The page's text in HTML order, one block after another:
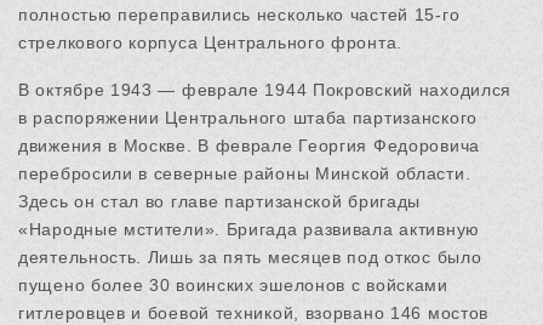
полностью переправились несколько частей 15-го
стрелкового корпуса Центрального фронта.
В октябре 1943 — феврале 1944 Покровский находился
в распоряжении Центрального штаба партизанского
движения в Москве. В феврале Георгия Федоровича
перебросили в северные районы Минской области.
Здесь он стал во главе партизанской бригады
«Народные мстители». Бригада развивала активную
деятельность. Лишь за пять месяцев под откос было
пущено более 30 воинских эшелонов с войсками
гитлеровцев и боевой техникой, взорвано 146 мостов